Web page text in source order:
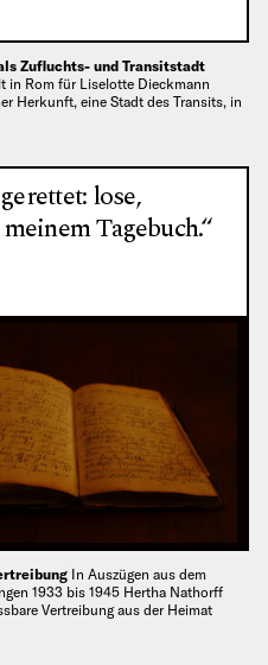
Zufluchts- und Transitstadt
in Rom für Liselotte Dieckmann
Herkunft, eine Stadt des Transits, in
lose,
Tagebuch.“
In Auszügen aus dem
1933 bis 1945 Hertha Nathorff
Vertreibung aus der Heimat